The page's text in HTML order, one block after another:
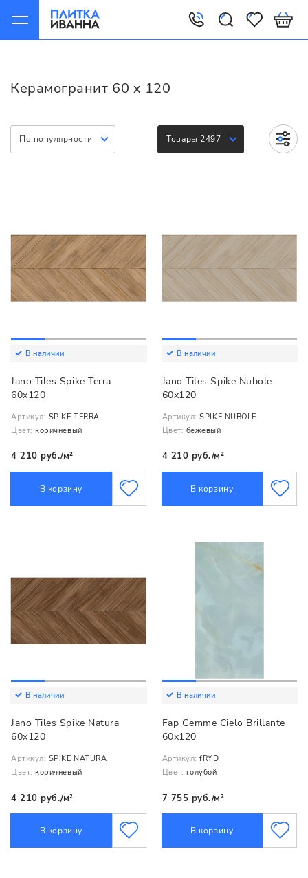
Керамогранит 60 x 120
По популярности Товары 2497
В наличии
Jano Tiles Spike Terra
60x120
Артикул: SPIKE TERRA
Цвет: коричневый
4 210 руб./м²
В корзину
В наличии
Jano Tiles Spike Nubole
60x120
Артикул: SPIKE NUBOLE
Цвет: бежевый
4 210 руб./м²
В корзину
В наличии
Jano Tiles Spike Natura
60x120
Артикул: SPIKE NATURA
Цвет: коричневый
4 210 руб./м²
В корзину
В наличии
Fap Gemme Cielo Brillante
60х120
Артикул: fRYD
Цвет: голубой
7 755 руб./м²
В корзину